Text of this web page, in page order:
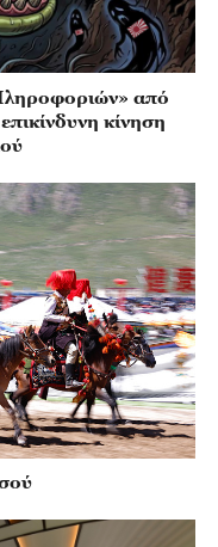
από
κίνηση